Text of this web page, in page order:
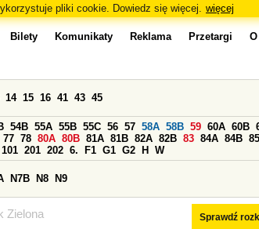
pliki cookie. Dowiedz się więcej. więcej
Zielona
Bilety Komunikaty Reklama Przetargi
Sprawdź
14 15 16 41 43 45
54B 55A 55B 55C 56 57 58A 58B 59 60A 60B
77 78 80A 80B 81A 81B 82A 82B 83 84A 84B
101 201 202 6. F1 G1 G2 H W
N7B N8 N9